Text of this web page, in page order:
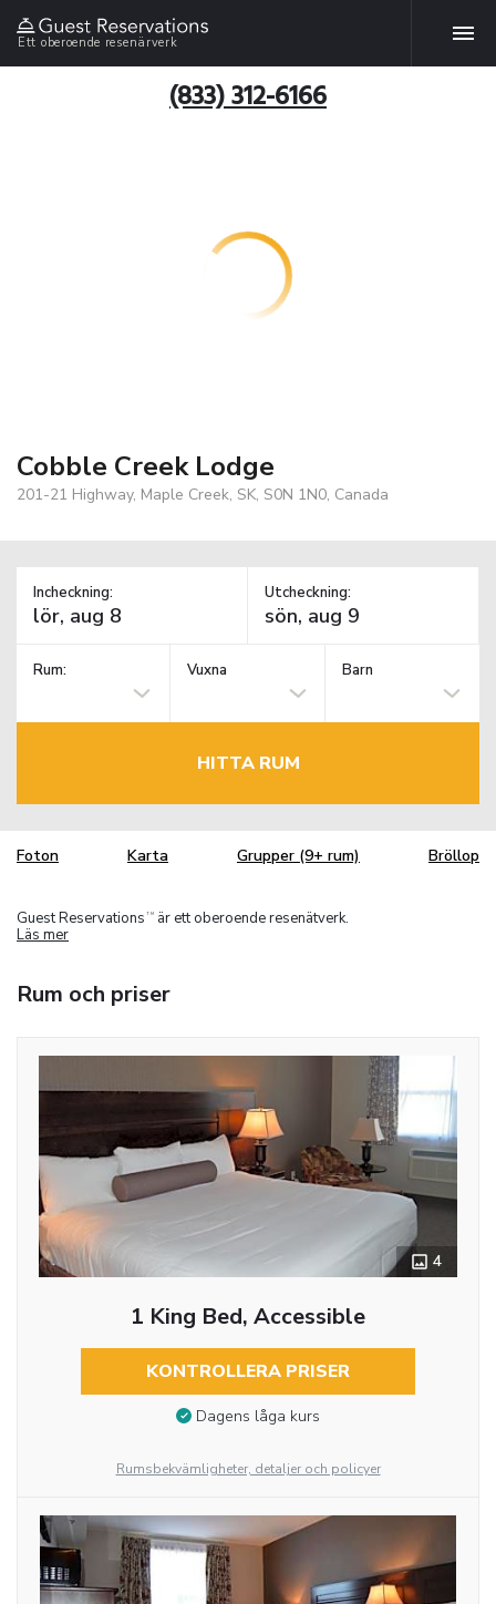
Ett oberoende resenärverk
(833) 312-6166
Cobble Creek Lodge
201-21 Highway, Maple Creek, SK, S0N 1N0, Canada
Incheckning: Utcheckning:
Rum: Vuxna Barn
HITTA RUM
Foton Karta Grupper (9+ rum) Bröllop
Guest Reservations TM
är ett oberoende resenätverk.
Läs mer
Rum och priser
4
1 King Bed, Accessible
KONTROLLERA PRISER
Dagens låga kurs
Rumsbekvämligheter, detaljer och policyer